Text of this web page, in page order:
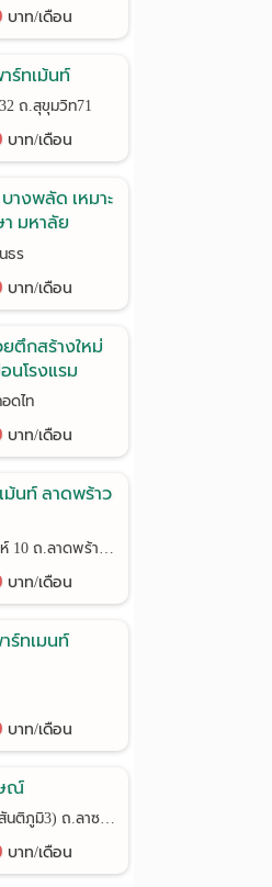
บาท/เดือน
ร์ทเม้นท์
ถ.สุขุมวิท71
บาท/เดือน
างพลัด เหมาะ
มหาลัย
ธร
บาท/เดือน
ตึกสร้างใหม่
นโรงแรม
ดไท
บาท/เดือน
ม้นท์ ลาดพร้าว
ซ.สังคมสงเคราะห์ 10 ถ.ลาดพร้าว 71
บาท/เดือน
ร์ทเมนท์
บาท/เดือน
ณ์
ซ.แบริ่ง13(แยกสันติภูมิ3) ถ.ลาซาล24
บาท/เดือน